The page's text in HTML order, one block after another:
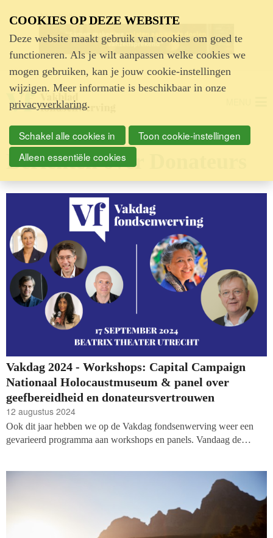
Advertentie
Berichten over Donateurs
Vakdag 2024 - Workshops: Capital Campaign
Nationaal Holocaustmuseum & panel over
geefbereidheid en donateursvertrouwen
12 augustus 2024
Ook dit jaar hebben we op de Vakdag fondsenwerving weer een
gevarieerd programma aan workshops en panels. Vandaag de
COOKIES OP DEZE WEBSITE
Deze website maakt gebruik van cookies om goed te
functioneren. Als je wilt aanpassen welke cookies we
mogen gebruiken, kan je jouw cookie-instellingen
wijzigen. Meer informatie is beschikbaar in onze
privacyverklaring.
Schakel alle cookies in
Toon cookie-instellingen
Alleen essentiële cookies